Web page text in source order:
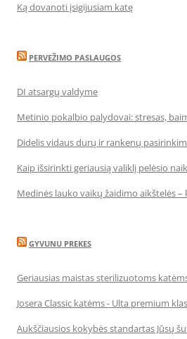
Ką dovanoti įsigijusiam katę
PERVEŽIMO PASLAUGOS
DI atsargų valdyme
Metinio pokalbio palydovai: stresas,
Didelis vidaus durų ir rankenų
Kaip išsirinkti geriausią valiklį pelėsio
Medinės lauko vaikų žaidimo aikštelės
GYVUNU PREKES
Geriausias maistas sterilizuotoms katėms
Josera Classic katėms - Ulta premium
Aukščiausios kokybės standartas Jūsų